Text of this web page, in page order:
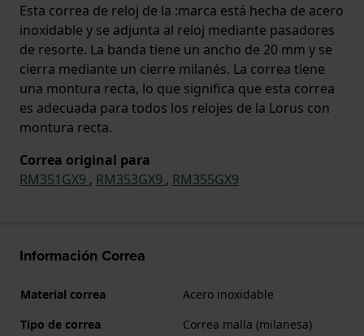
Esta correa de reloj de la :marca está hecha de acero
inoxidable y se adjunta al reloj mediante pasadores
de resorte. La banda tiene un ancho de 20 mm y se
cierra mediante un cierre milanés. La correa tiene
una montura recta, lo que significa que esta correa
es adecuada para todos los relojes de la Lorus con
montura recta.
Correa original para
RM351GX9 , RM353GX9 , RM355GX9
Información Correa
Material correa
Acero inoxidable
Tipo de correa
Correa malla (milanesa)